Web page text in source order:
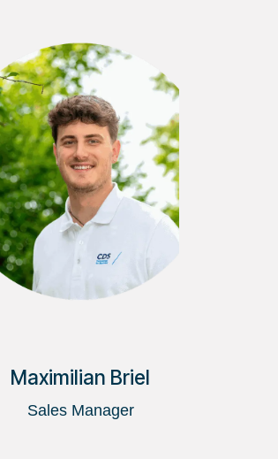
Maximilian Briel
Sales Manager